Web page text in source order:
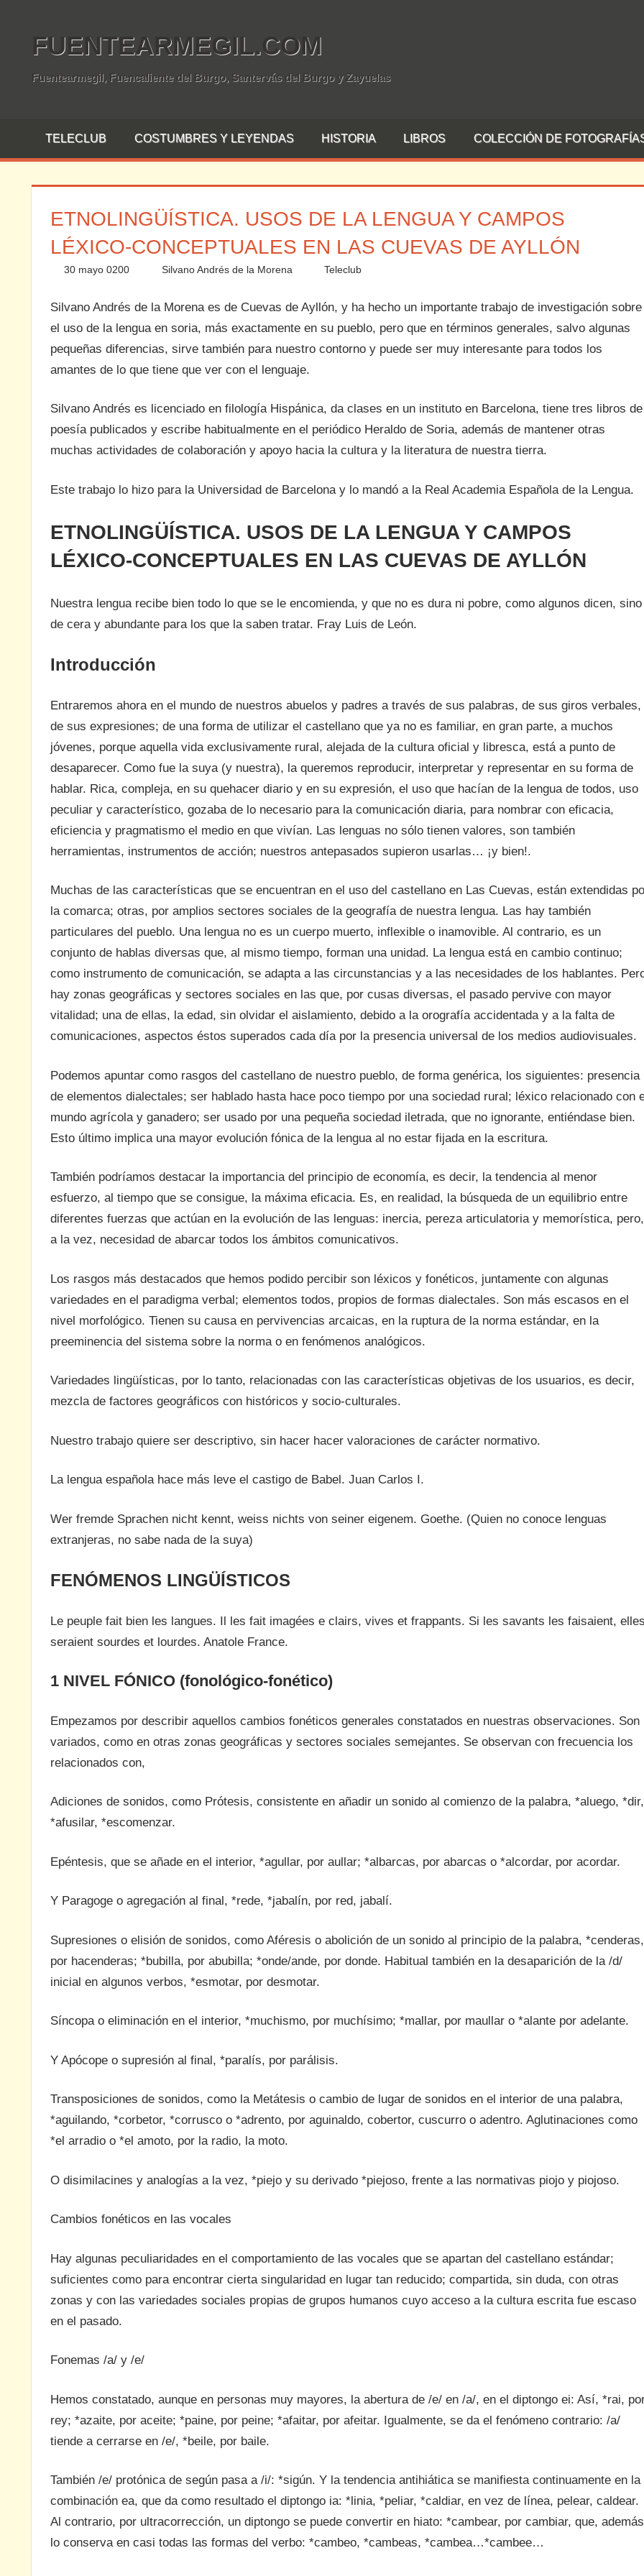
contenidoFUENTEARMEGIL.COM
Fuentearmegil, Fuencaliente del Burgo, Santervás del Burgo y Zayuelas
TELECLUB COSTUMBRES Y LEYENDAS HISTORIA LIBROS COLECCIÓN DE
ETNOLINGÜÍSTICA. USOS DE LA LENGUA Y CAMPOS
LÉXICO-CONCEPTUALES EN LAS CUEVAS DE AYLLÓN
30 mayo 0200 Silvano Andrés de la Morena Teleclub
Silvano Andrés de la Morena es de Cuevas de Ayllón, y ha hecho un importante trabajo de investigación sobre
el uso de la lengua en soria, más exactamente en su pueblo, pero que en términos generales, salvo algunas
pequeñas diferencias, sirve también para nuestro contorno y puede ser muy interesante para todos los
amantes de lo que tiene que ver con el lenguaje.
Silvano Andrés es licenciado en filología Hispánica, da clases en un instituto en Barcelona, tiene tres libros de
poesía publicados y escribe habitualmente en el periódico Heraldo de Soria, además de mantener otras
muchas actividades de colaboración y apoyo hacia la cultura y la literatura de nuestra tierra.
Este trabajo lo hizo para la Universidad de Barcelona y lo mandó a la Real Academia Española de la Lengua.
ETNOLINGÜÍSTICA. USOS DE LA LENGUA Y CAMPOS
LÉXICO-CONCEPTUALES EN LAS CUEVAS DE AYLLÓN
Nuestra lengua recibe bien todo lo que se le encomienda, y que no es dura ni pobre, como algunos dicen, sino
de cera y abundante para los que la saben tratar. Fray Luis de León.
Introducción
Entraremos ahora en el mundo de nuestros abuelos y padres a través de sus palabras, de sus giros verbales,
de sus expresiones; de una forma de utilizar el castellano que ya no es familiar, en gran parte, a muchos
jóvenes, porque aquella vida exclusivamente rural, alejada de la cultura oficial y libresca, está a punto de
desaparecer. Como fue la suya (y nuestra), la queremos reproducir, interpretar y representar en su forma de
hablar. Rica, compleja, en su quehacer diario y en su expresión, el uso que hacían de la lengua de todos, uso
peculiar y característico, gozaba de lo necesario para la comunicación diaria, para nombrar con eficacia,
eficiencia y pragmatismo el medio en que vivían. Las lenguas no sólo tienen valores, son también
herramientas, instrumentos de acción; nuestros antepasados supieron usarlas… ¡y bien!.
Muchas de las características que se encuentran en el uso del castellano en Las Cuevas, están extendidas
la comarca; otras, por amplios sectores sociales de la geografía de nuestra lengua. Las hay también
particulares del pueblo. Una lengua no es un cuerpo muerto, inflexible o inamovible. Al contrario, es un
conjunto de hablas diversas que, al mismo tiempo, forman una unidad. La lengua está en cambio continuo;
como instrumento de comunicación, se adapta a las circunstancias y a las necesidades de los hablantes.
hay zonas geográficas y sectores sociales en las que, por cusas diversas, el pasado pervive con mayor
vitalidad; una de ellas, la edad, sin olvidar el aislamiento, debido a la orografía accidentada y a la falta de
comunicaciones, aspectos éstos superados cada día por la presencia universal de los medios audiovisuales.
Podemos apuntar como rasgos del castellano de nuestro pueblo, de forma genérica, los siguientes: presencia
de elementos dialectales; ser hablado hasta hace poco tiempo por una sociedad rural; léxico relacionado con
mundo agrícola y ganadero; ser usado por una pequeña sociedad iletrada, que no ignorante, entiéndase bien.
Esto último implica una mayor evolución fónica de la lengua al no estar fijada en la escritura.
También podríamos destacar la importancia del principio de economía, es decir, la tendencia al menor
esfuerzo, al tiempo que se consigue, la máxima eficacia. Es, en realidad, la búsqueda de un equilibrio entre
diferentes fuerzas que actúan en la evolución de las lenguas: inercia, pereza articulatoria y memorística, pero,
a la vez, necesidad de abarcar todos los ámbitos comunicativos.
Los rasgos más destacados que hemos podido percibir son léxicos y fonéticos, juntamente con algunas
variedades en el paradigma verbal; elementos todos, propios de formas dialectales. Son más escasos en el
nivel morfológico. Tienen su causa en pervivencias arcaicas, en la ruptura de la norma estándar, en la
preeminencia del sistema sobre la norma o en fenómenos analógicos.
Variedades lingüísticas, por lo tanto, relacionadas con las características objetivas de los usuarios, es decir,
mezcla de factores geográficos con históricos y socio-culturales.
Nuestro trabajo quiere ser descriptivo, sin hacer hacer valoraciones de carácter normativo.
La lengua española hace más leve el castigo de Babel. Juan Carlos I.
Wer fremde Sprachen nicht kennt, weiss nichts von seiner eigenem. Goethe. (Quien no conoce lenguas
extranjeras, no sabe nada de la suya)
FENÓMENOS LINGÜÍSTICOS
Le peuple fait bien les langues. Il les fait imagées e clairs, vives et frappants. Si les savants les faisaient,
seraient sourdes et lourdes. Anatole France.
1 NIVEL FÓNICO (fonológico-fonético)
Empezamos por describir aquellos cambios fonéticos generales constatados en nuestras observaciones. Son
variados, como en otras zonas geográficas y sectores sociales semejantes. Se observan con frecuencia los
relacionados con,
Adiciones de sonidos, como Prótesis, consistente en añadir un sonido al comienzo de la palabra, *aluego, *dir,
*afusilar, *escomenzar.
Epéntesis, que se añade en el interior, *agullar, por aullar; *albarcas, por abarcas o *alcordar, por acordar.
Y Paragoge o agregación al final, *rede, *jabalín, por red, jabalí.
Supresiones o elisión de sonidos, como Aféresis o abolición de un sonido al principio de la palabra, *cenderas,
por hacenderas; *bubilla, por abubilla; *onde/ande, por donde. Habitual también en la desaparición de la /d/
inicial en algunos verbos, *esmotar, por desmotar.
Síncopa o eliminación en el interior, *muchismo, por muchísimo; *mallar, por maullar o *alante por adelante.
Y Apócope o supresión al final, *paralís, por parálisis.
Transposiciones de sonidos, como la Metátesis o cambio de lugar de sonidos en el interior de una palabra,
*aguilando, *corbetor, *corrusco o *adrento, por aguinaldo, cobertor, cuscurro o adentro. Aglutinaciones como
*el arradio o *el amoto, por la radio, la moto.
O disimilacines y analogías a la vez, *piejo y su derivado *piejoso, frente a las normativas piojo y piojoso.
Cambios fonéticos en las vocales
Hay algunas peculiaridades en el comportamiento de las vocales que se apartan del castellano estándar;
suficientes como para encontrar cierta singularidad en lugar tan reducido; compartida, sin duda, con otras
zonas y con las variedades sociales propias de grupos humanos cuyo acceso a la cultura escrita fue escaso
en el pasado.
Fonemas /a/ y /e/
Hemos constatado, aunque en personas muy mayores, la abertura de /e/ en /a/, en el diptongo ei: Así, *rai,
rey; *azaite, por aceite; *paine, por peine; *afaitar, por afeitar. Igualmente, se da el fenómeno contrario: /a/
tiende a cerrarse en /e/, *beile, por baile.
También /e/ protónica de según pasa a /i/: *sigún. Y la tendencia antihiática se manifiesta continuamente en la
combinación ea, que da como resultado el diptongo ia: *linia, *peliar, *caldiar, en vez de línea, pelear, caldear.
Al contrario, por ultracorrección, un diptongo se puede convertir en hiato: *cambear, por cambiar, que,
lo conserva en casi todas las formas del verbo: *cambeo, *cambeas, *cambea…*cambee…